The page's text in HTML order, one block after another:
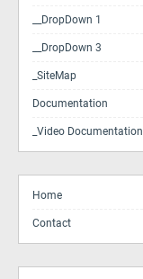
__DropDown 1
__DropDown 3
_SiteMap
Documentation
_Video Documentation
Home
Contact